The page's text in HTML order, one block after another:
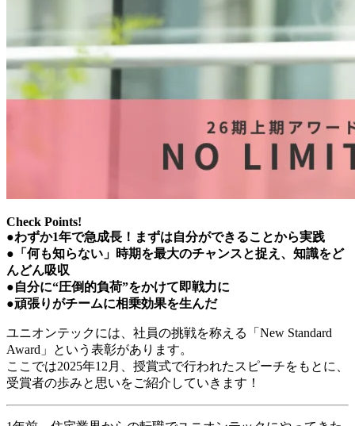
Check Points!
●わずか1年で急成長！まずは自分ができることから実践
● 「何も知らない」時期を最大のチャンスと捉え、知識をど
んどん吸収